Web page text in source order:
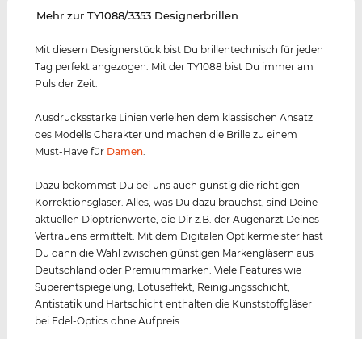
‌Mehr zur TY1088/3353 Designerbrillen
Mit diesem Designerstück bist Du brillentechnisch für jeden
Tag perfekt angezogen. Mit der TY1088 bist Du immer am
Puls der Zeit.
Ausdrucksstarke Linien verleihen dem klassischen Ansatz
des Modells Charakter und machen die Brille zu einem
Must-Have für Damen.
Dazu bekommst Du bei uns auch günstig die richtigen
Korrektionsgläser. Alles, was Du dazu brauchst, sind Deine
aktuellen Dioptrienwerte, die Dir z.B. der Augenarzt Deines
Vertrauens ermittelt. Mit dem Digitalen Optikermeister hast
Du dann die Wahl zwischen günstigen Markengläsern aus
Deutschland oder Premiummarken. Viele Features wie
Superentspiegelung, Lotuseffekt, Reinigungsschicht,
Antistatik und Hartschicht enthalten die Kunststoffgläser
bei Edel-Optics ohne Aufpreis.